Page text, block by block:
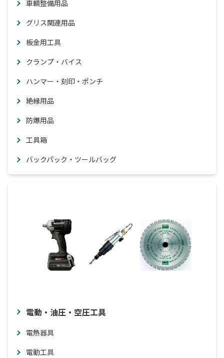
車輌整備用品
グリス関連用品
板金用工具
クランプ・バイス
ハンマー・刻印・ポンチ
絶縁用品
防爆用品
工具箱
バックパック・ツールバッグ
電動・油圧・空圧工具
電熱器具
電動工具